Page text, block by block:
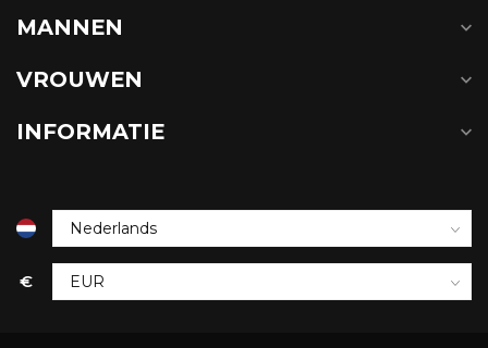
MANNEN
VROUWEN
INFORMATIE
€